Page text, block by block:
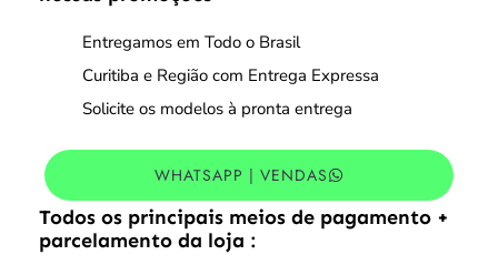
Entregamos em Todo o Brasil
Curitiba e Região com Entrega Expressa
Solicite os modelos à pronta entrega
WHATSAPP | VENDAS
Todos os principais meios de pagamento +
parcelamento da loja :